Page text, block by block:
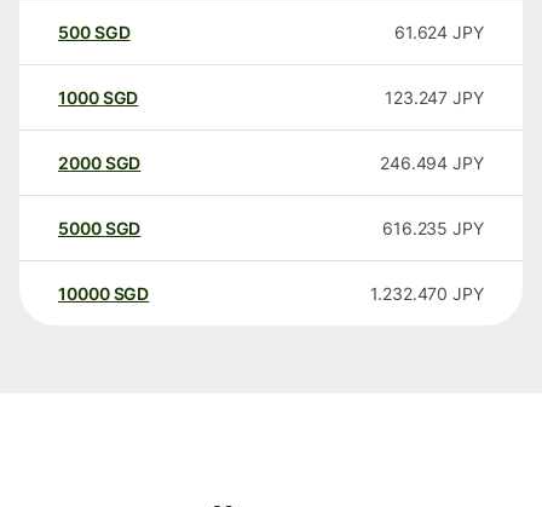
500SGD 61.624 JPY
1000SGD 123.247 JPY
2000SGD 246.494 JPY
5000SGD 616.235 JPY
10000 SGD 1.232.470 JPY